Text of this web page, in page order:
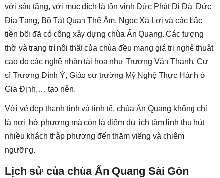
với sáu tầng, với mục đích là tôn vinh Đức Phật Di Đà, Đức
Địa Tạng, Bồ Tát Quan Thế Âm, Ngọc Xá Lợi và các bậc
tiền bối đã có công xây dựng chùa Ấn Quang. Các tượng
thờ và trang trí nội thất của chùa đều mang giá trị nghệ thuật
cao do các nghệ nhân tài hoa như Trương Văn Thanh, Cư
sĩ Trương Đình Ý, Giáo sư trường Mỹ Nghệ Thực Hành ở
Gia Định,… tạo nên.
Với vẻ đẹp thanh tịnh và tinh tế, chùa Ấn Quang không chỉ
là nơi thờ phượng mà còn là điểm du lịch tâm linh thu hút
nhiều khách thập phương đến thăm viếng và chiêm
ngưỡng.
Lịch sử của chùa Ấn Quang Sài Gòn